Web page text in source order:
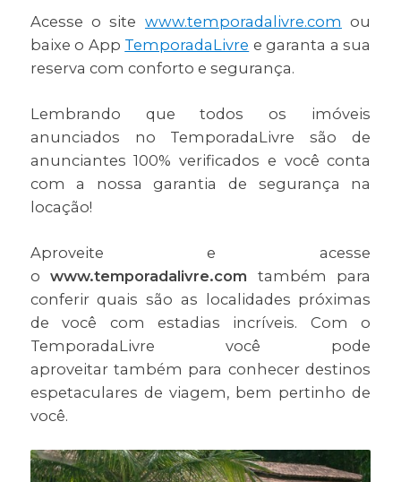
Acesse o site www.temporadalivre.com ou
baixe o App TemporadaLivre e garanta a sua
reserva com conforto e segurança.
Lembrando que todos os imóveis
anunciados no TemporadaLivre são de
anunciantes 100% verificados e você conta
com a nossa garantia de segurança na
locação!
Aproveite e acesse
owww.temporadalivre.com também para
conferir quais são as localidades próximas
de você com estadias incríveis. Com o
TemporadaLivre você pode
aproveitar também para conhecer destinos
espetaculares de viagem, bem pertinho de
você.